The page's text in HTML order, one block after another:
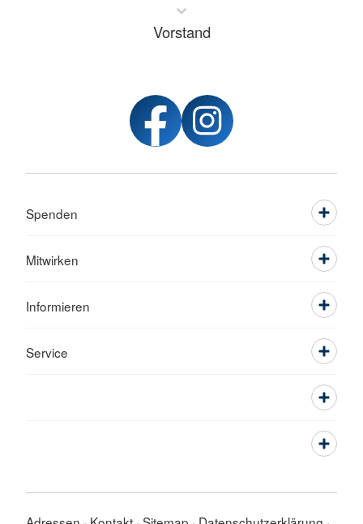
Vorstand
Spenden
Mitwirken
Informieren
Service